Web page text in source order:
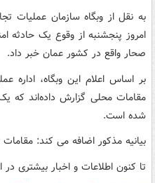
صحار واقع در کشور عمان خبر داد.
بر اساس اعلام این وبگاه، اداره
مقامات محلی گزارش داده‌اند که
شده است.
بیانیه مذکور اضافه می کند:
تا کنون اطلاعات و اخبار بیشتری